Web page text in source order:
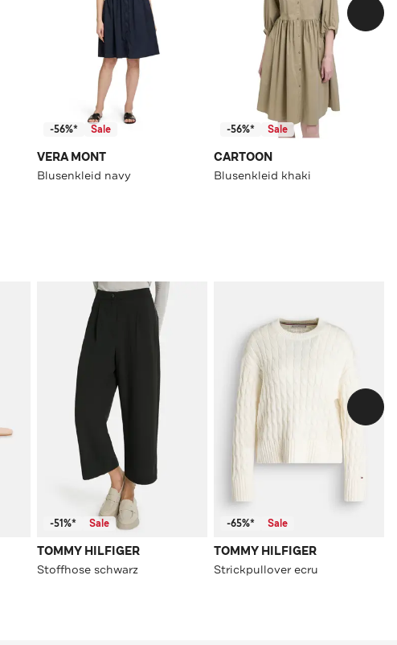
-56%* Sale
VERA MONT
Blusenkleid navy
-56%* Sale
CARTOON
Blusenkleid khaki
-51%* Sale
TOMMY HILFIGER
Stoffhose schwarz
-65%* Sale
TOMMY HILFIGER
Strickpullover ecru